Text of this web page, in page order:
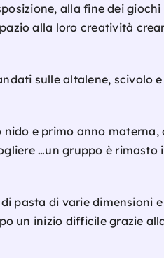
alla fine dei
alla loro creatività
sulle altalene, scivolo
e primo anno
…un gruppo è
pasta di varie dimensioni
un inizio difficile grazie